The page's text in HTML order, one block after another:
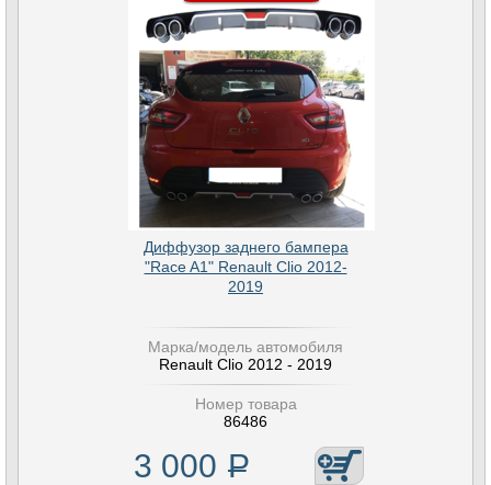
Диффузор заднего бампера
"Race A1" Renault Clio 2012-
2019
Марка/модель автомобиля
Renault Clio 2012 - 2019
Номер товара
86486
3 000 Р